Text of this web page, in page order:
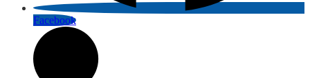
Facebook